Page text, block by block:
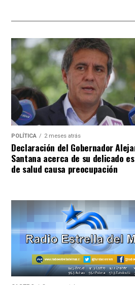
POLÍTICA 2 meses atrás
Declaración del Gobernador
Santana acerca de su delicado
de salud causa preocupación